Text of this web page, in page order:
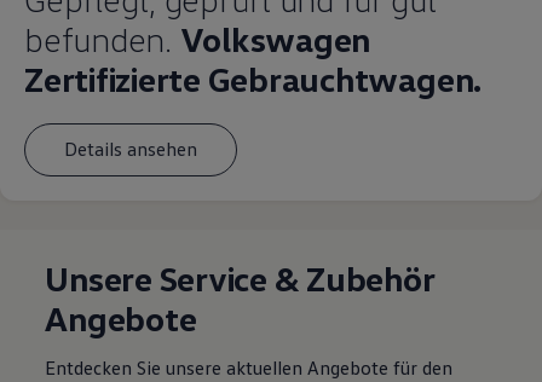
befunden. Volkswagen
Zertifizierte Gebrauchtwagen.
Details ansehen
Unsere Service & Zubehör
Angebote
Entdecken Sie unsere aktuellen Angebote für den